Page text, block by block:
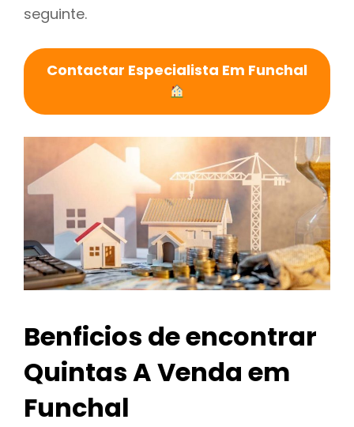
seguinte.
Contactar Especialista Em Funchal
Benficios de encontrar
Quintas A Venda em
Funchal